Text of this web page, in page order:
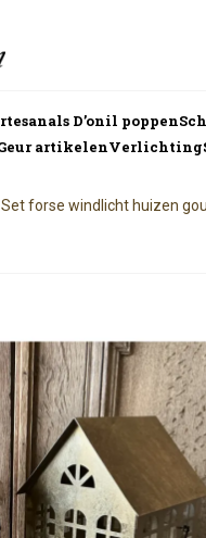
D’onil poppen
artikelenVerlichting
Set forse windlicht huizen